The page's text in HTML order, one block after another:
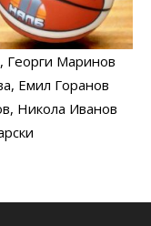
, Георги Маринов
, Емил Горанов
, Никола Иванов